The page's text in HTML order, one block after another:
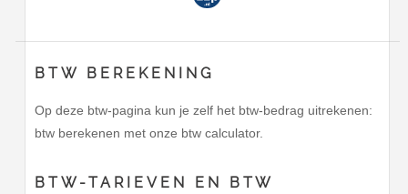
BTW BEREKENING
Op deze btw-pagina kun je zelf het btw-bedrag uitrekenen:
btw berekenen met onze btw calculator.
BTW-TARIEVEN EN BTW